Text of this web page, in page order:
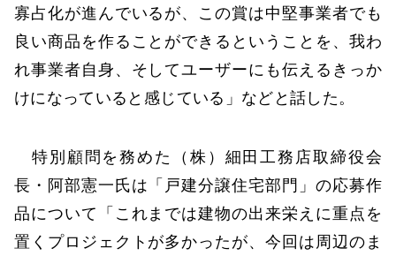
寡占化が進んでいるが、この賞は中堅事業者でも
良い商品を作ることができるということを、我わ
れ事業者自身、そしてユーザーにも伝えるきっか
けになっていると感じている」などと話した。
特別顧問を務めた（株）細田工務店取締役会
長・阿部憲一氏は「戸建分譲住宅部門」の応募作
品について「これまでは建物の出来栄えに重点を
置くプロジェクトが多かったが、今回は周辺のま